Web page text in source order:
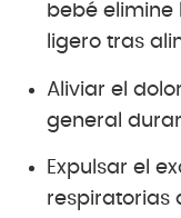
bebé elimine
ligero tras
Aliviar el
general
Expulsar el
respiratorias